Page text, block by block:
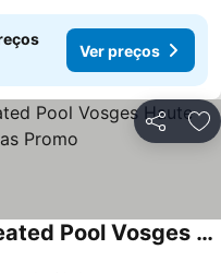
Ver preços
Partilhar
Chalet 4 - Gite Private Heated Pool Vosges Haute Before Christmas Promo